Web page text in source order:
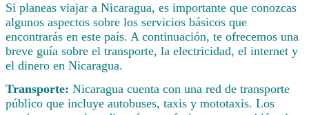
Si planeas viajar a Nicaragua, es importante que conozcas
algunos aspectos sobre los servicios básicos que
encontrarás en este país. A continuación, te ofrecemos una
breve guía sobre el transporte, la electricidad, el internet y
el dinero en Nicaragua.
Transporte: Nicaragua cuenta con una red de transporte
público que incluye autobuses, taxis y mototaxis. Los